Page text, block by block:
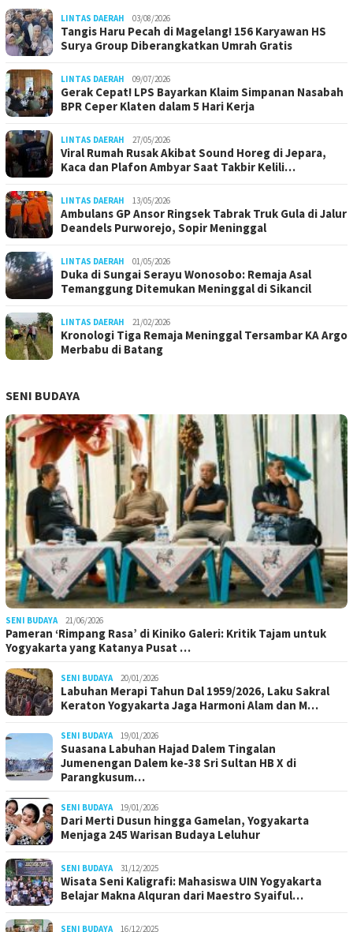
LINTAS DAERAH 03/08/2026
Tangis Haru Pecah di Magelang! 156 Karyawan HS
Surya Group Diberangkatkan Umrah Gratis
LINTAS DAERAH 09/07/2026
Gerak Cepat! LPS Bayarkan Klaim Simpanan Nasabah
BPR Ceper Klaten dalam 5 Hari Kerja
LINTAS DAERAH 27/05/2026
Viral Rumah Rusak Akibat Sound Horeg di Jepara,
Kaca dan Plafon Ambyar Saat Takbir Kelili…
LINTAS DAERAH 13/05/2026
Ambulans GP Ansor Ringsek Tabrak Truk Gula di Jalur
Deandels Purworejo, Sopir Meninggal
LINTAS DAERAH 01/05/2026
Duka di Sungai Serayu Wonosobo: Remaja Asal
Temanggung Ditemukan Meninggal di Sikancil
LINTAS DAERAH 21/02/2026
Kronologi Tiga Remaja Meninggal Tersambar KA Argo
Merbabu di Batang
SENI BUDAYA
SENI BUDAYA 21/06/2026
Pameran ‘Rimpang Rasa’ di Kiniko Galeri: Kritik Tajam untuk
Yogyakarta yang Katanya Pusat …
SENI BUDAYA 20/01/2026
Labuhan Merapi Tahun Dal 1959/2026, Laku Sakral
Keraton Yogyakarta Jaga Harmoni Alam dan M…
SENI BUDAYA 19/01/2026
Suasana Labuhan Hajad Dalem Tingalan
Jumenengan Dalem ke-38 Sri Sultan HB X di
Parangkusum…
SENI BUDAYA 19/01/2026
Dari Merti Dusun hingga Gamelan, Yogyakarta
Menjaga 245 Warisan Budaya Leluhur
SENI BUDAYA 31/12/2025
Wisata Seni Kaligrafi: Mahasiswa UIN Yogyakarta
Belajar Makna Alquran dari Maestro Syaiful…
SENI BUDAYA 16/12/2025